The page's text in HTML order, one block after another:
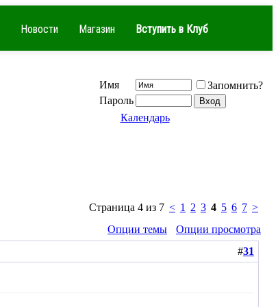
Новости Магазин Вступить в Клуб
Имя
Запомнить?
Пароль
Календарь
Страница 4 из 7 < 1 2 3 4 5 6 7 >
Опции темы
Опции просмотра
#31